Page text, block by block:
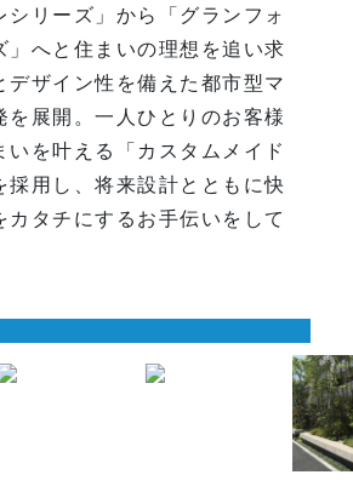
シリーズ」から「グランフォ
」へと住まいの理想を追い求
デザイン性を備えた都市型マ
を展開。一人ひとりのお客様
いを叶える「カスタムメイド
採用し、将来設計とともに快
カタチにするお手伝いをして